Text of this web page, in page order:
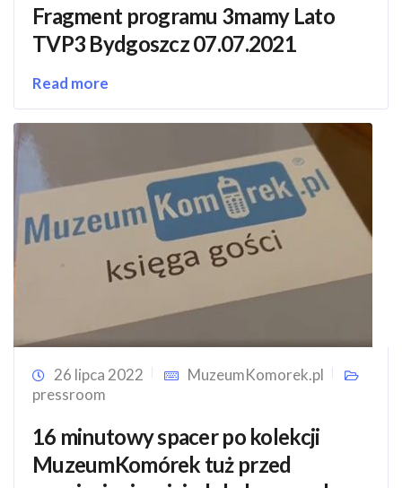
Fragment programu 3mamy Lato
TVP3 Bydgoszcz 07.07.2021
Read more
26 lipca 2022
MuzeumKomorek.pl
pressroom
16 minutowy spacer po kolekcji
MuzeumKomórek tuż przed